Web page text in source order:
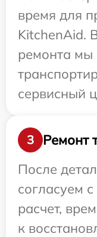
время для
KitchenAid.
ремонта мы
сервисный
3
Ремонт
После
согласуем
расчет,
к